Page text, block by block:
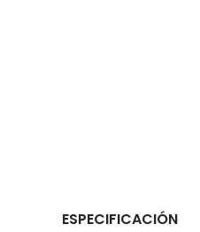
ESPECIFICACIÓN